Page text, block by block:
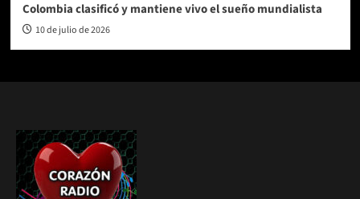
Colombia clasificó y mantiene vivo el sueño mundialista
10 de julio de 2026